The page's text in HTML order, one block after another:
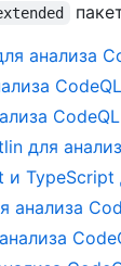
анализа
CodeQL
CodeQL
для
TypeScript
анализа